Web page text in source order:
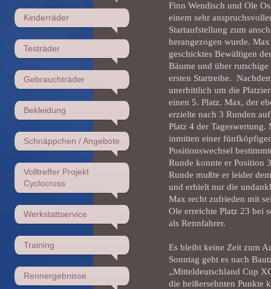
Kinderräder
Testräder
Gebrauchträder
Bekleidung
Schnäppchen / Angebote
Volltreffer Projekt
Cyclocross
Werkstattservice
Training
Rennergebnisse
Finn Wendisch und Ole
einem sehr
Startaufstellung zum
herangezogen wurde.
geschicktes Bewältigen
Bäume und über
ersten Startreihe.
unerbittlich um die
einen 5. Platz. Max, der
erzielte nach 3 Runden
Platz 4 der
inmitten einer
Positionswechsel
Runde konnte er Position
Runde mußte er leider
und erhielt nur die
Max recht zufrieden mit
Ole erreichte Platz 23 bei
als Rennfahrer.
Es bleibt keine Zeit zum
Sonntag geht es nach
„Mitteldeutschland Cup
die heißersehnten Punkte